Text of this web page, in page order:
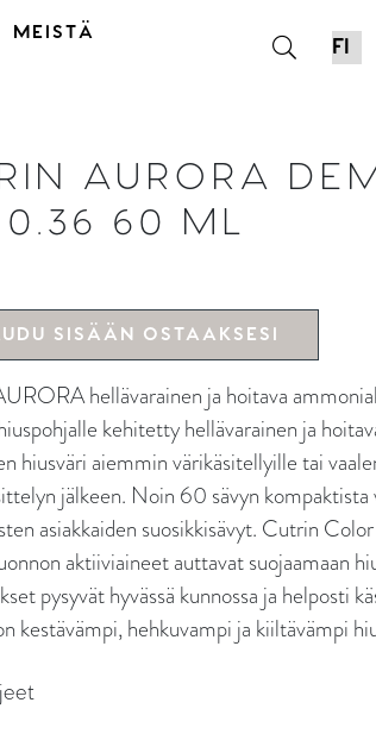
MEISTÄ
AURORA
0.36 60 ML
SISÄÄN OSTAAKSESI
hellävarainen ja hoitava
kehitetty hellävarainen ja
hiusväri aiemmin värikäsitellyille tai
jälkeen. Noin 60 sävyn
asiakkaiden suosikkisävyt. Cutrin
aktiiviaineet auttavat suojaamaan
pysyvät hyvässä kunnossa ja helposti
kestävämpi, hehkuvampi ja kiiltävämpi